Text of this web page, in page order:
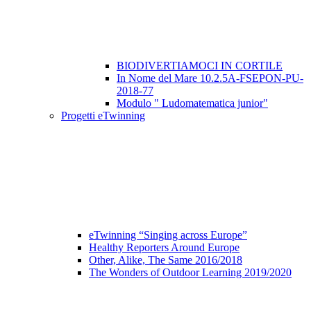
BIODIVERTIAMOCI IN CORTILE
In Nome del Mare 10.2.5A-FSEPON-PU-
2018-77
Modulo " Ludomatematica junior"
Progetti eTwinning
eTwinning “Singing across Europe”
Healthy Reporters Around Europe
Other, Alike, The Same 2016/2018
The Wonders of Outdoor Learning 2019/2020